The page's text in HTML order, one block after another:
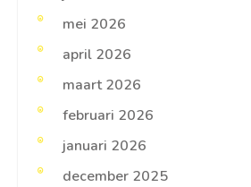
mei 2026
april 2026
maart 2026
februari 2026
januari 2026
december 2025